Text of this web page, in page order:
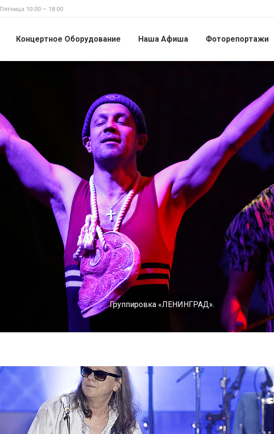
10:00 – 18:00
Концертное Оборудование Наша Афиша Фоторепортажи
Группировка «ЛЕНИНГРАД».